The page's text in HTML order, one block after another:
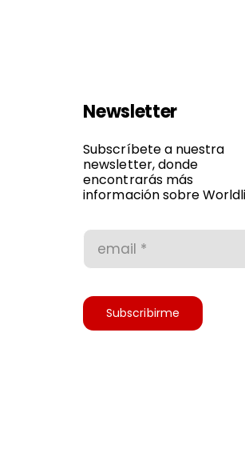
Newsletter
Subscríbete a nuestra
newsletter, donde
encontrarás más
información sobre
Subscribirme